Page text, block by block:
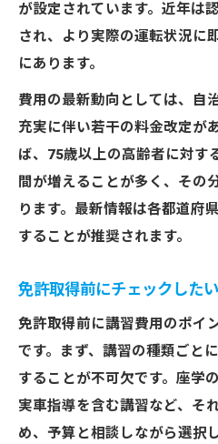
が設定されています。近年は
され、より実際の運転状況に
にあります。
費用の最新動向としては、自
充実に伴い若干の料金改定が
ば、75歳以上の高齢者に対す
間が増えることが多く、その
ります。最新情報は各都道府
することが推奨されます。
免許取得前にチェックした
免許取得前に講習費用のポイ
です。まず、講習の種類ごと
することが不可欠です。座学
実車指導を含む講習など、そ
め、予算と相談しながら選択